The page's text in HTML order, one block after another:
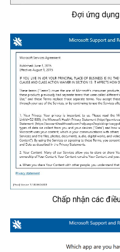
Đợi ứng
Chấp nhận các